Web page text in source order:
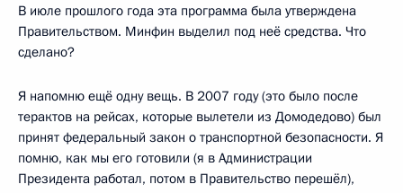
В июле прошлого года эта программа была утверждена
Правительством. Минфин выделил под неё средства. Что
сделано?
Я напомню ещё одну вещь. В 2007 году (это было после
терактов на рейсах, которые вылетели из Домодедово) был
принят федеральный закон о транспортной безопасности. Я
помню, как мы его готовили (я в Администрации
Президента работал, потом в Правительство перешёл),